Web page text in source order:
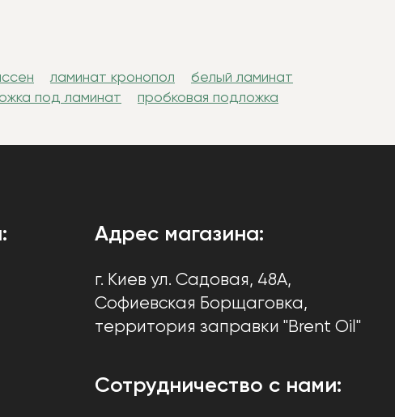
ламинат кронопол
белый ламинат
под ламинат
пробковая подложка
Адрес магазина:
г. Киев ул. Садовая, 48А,
Софиевская Борщаговка,
территория заправки "Brent Oil"
Сотрудничество с нами: